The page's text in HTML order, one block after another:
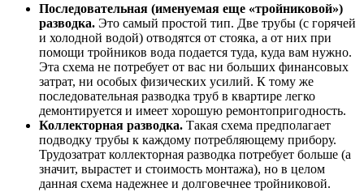
Последовательная (именуемая еще «тройниковой»)
разводка. Это самый простой тип. Две трубы (с горячей
и холодной водой) отводятся от стояка, а от них при
помощи тройников вода подается туда, куда вам нужно.
Эта схема не потребует от вас ни больших финансовых
затрат, ни особых физических усилий. К тому же
последовательная разводка труб в квартире легко
демонтируется и имеет хорошую ремонтопригодность.
Коллекторная разводка. Такая схема предполагает
подводку трубы к каждому потребляющему прибору.
Трудозатрат коллекторная разводка потребует больше (а
значит, вырастет и стоимость монтажа), но в целом
данная схема надежнее и долговечнее тройниковой.